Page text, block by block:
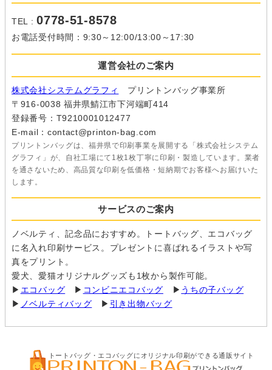
TEL :0778-51-8578
お電話受付時間：9:30～12:00/13:00～17:30
運営会社のご案内
株式会社システムグラフィ
プリントンバッグ事業所
〒916-0038 福井県鯖江市下河端町414
登録番号：T9210001012477
E-mail：contact@printon-bag.com
プリントンバッグは、福井県で印刷事業を展開する「株式会社システム
グラフィ」が、自社工場にて1枚1枚丁寧に印刷・製造しています。業者
を通さないため、高品質な印刷を低価格・短納期でお客様へお届けいた
します。
サービスのご案内
ノベルティ、記念品におすすめ。トートバッグ、エコバッグ
に名入れ印刷サービス。プレゼントに喜ばれるイラストや写
真をプリント。
愛犬、愛猫オリジナルグッズも1枚から製作可能。
▶ エコバッグ ▶ コンビニエコバッグ ▶ うちの子バッグ
▶ ノベルティバッグ ▶ 引き出物バッグ
トートバッグ・エコバッグにオリジナル印刷ができる通販サイト